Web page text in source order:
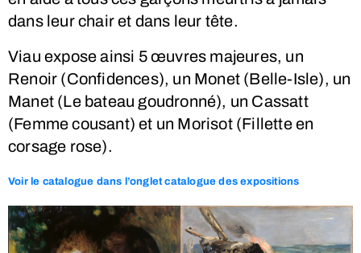
dans leur chair et dans leur tête.
Viau expose ainsi 5 œuvres majeures, un
Renoir (Confidences), un Monet (Belle-Isle), un
Manet (Le bateau goudronné), un Cassatt
(Femme cousant) et un Morisot (Fillette en
corsage rose).
Voir le catalogue dans l’onglet catalogue des expositions